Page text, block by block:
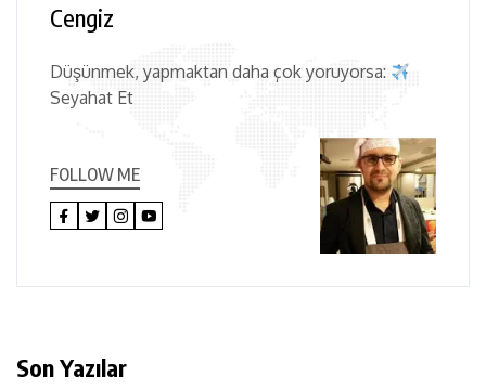
Cengiz
Düşünmek, yapmaktan daha çok yoruyorsa:
Seyahat Et
FOLLOW ME
Son Yazılar